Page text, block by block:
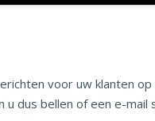
voor uw klanten op
u dus bellen of een e-mail